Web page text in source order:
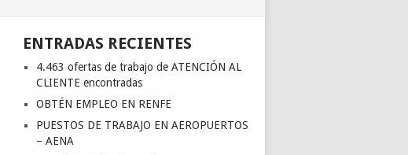
ENTRADAS RECIENTES
4.463 ofertas de trabajo de ATENCIÓN AL
CLIENTE encontradas
OBTÉN EMPLEO EN RENFE
PUESTOS DE TRABAJO EN AEROPUERTOS
– AENA